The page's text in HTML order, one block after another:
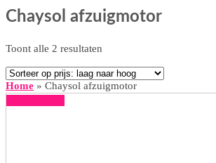
Chaysol afzuigmotor
Toont alle 2 resultaten
prijs:
laag
Home » Chaysol afzuigmotor